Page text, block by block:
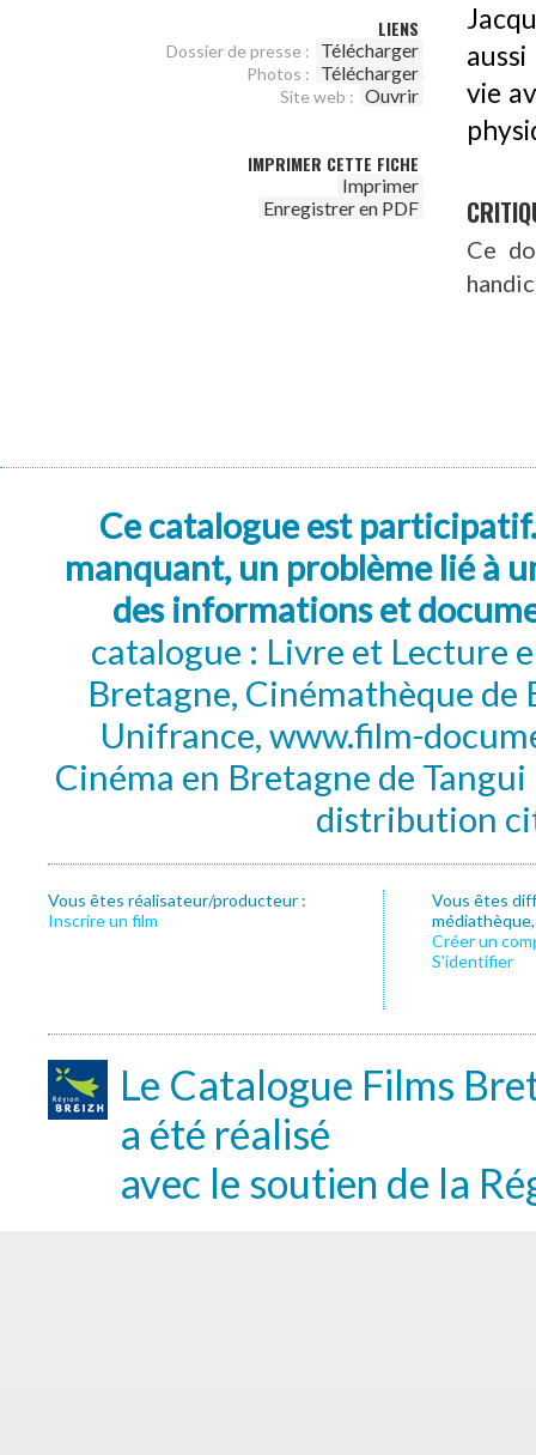
LIENS
Dossier de presse : Télécharger
Photos : Télécharger
Site web : Ouvrir
IMPRIMER CETTE FICHE
Imprimer
Enregistrer en PDF
vie
Ce
Ce catalogue est
manquant, un problème lié à
des informations et
catalogue : Livre et Lecture
Bretagne, Cinémathèque de
Unifrance, www.film-
Cinéma en Bretagne de
distribution
Vous êtes réalisateur/producteur :
Inscrire un film
Vous êtes
Créer un
S’identifier
Le Catalogue Films
a été réalisé
avec le soutien de la